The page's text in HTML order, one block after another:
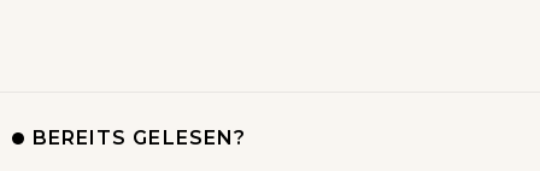
BEREITS GELESEN?